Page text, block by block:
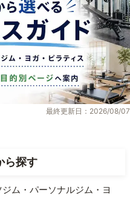
最終更新日：2026/08/07
ら探す
ム・パーソナルジム・ヨ